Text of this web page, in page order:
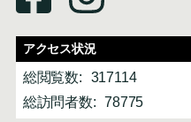
アクセス状況
総閲覧数:
317114
総訪問者数:
78775